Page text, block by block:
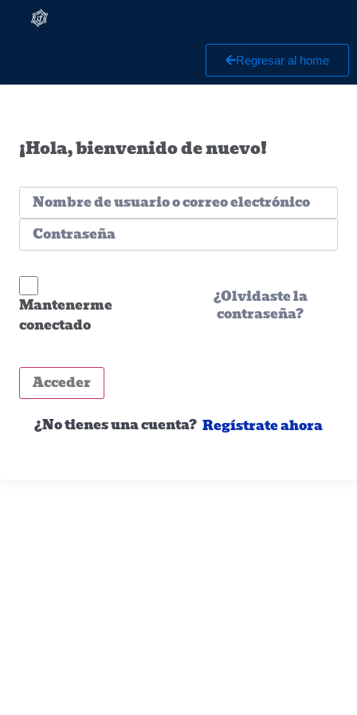
Regresar al home
¡Hola, bienvenido de nuevo!
Mantenerme
conectado
¿Olvidaste la
contraseña?
Acceder
¿No tienes una cuenta? Regístrate ahora